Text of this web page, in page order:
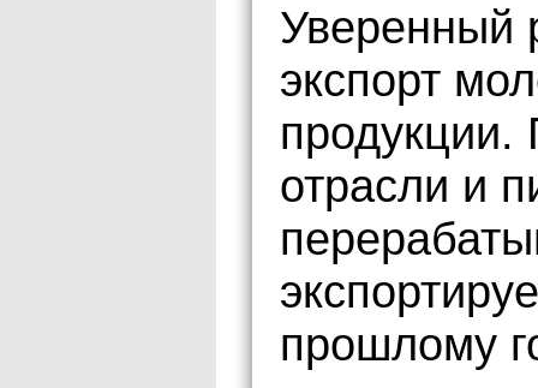
Уверенный
экспорт
продукции.
отрасли и
прошлому